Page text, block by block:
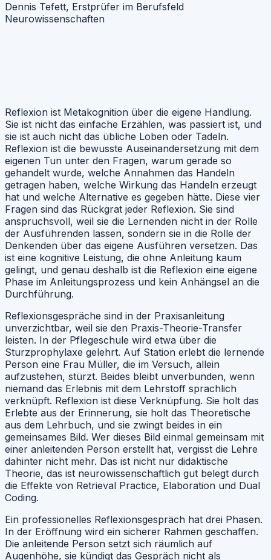
Dennis Tefett, Erstprüfer im Berufsfeld
Neurowissenschaften
Reflexion ist Metakognition über die eigene Handlung.
Sie ist nicht das einfache Erzählen, was passiert ist, und
sie ist auch nicht das übliche Loben oder Tadeln.
Reflexion ist die bewusste Auseinandersetzung mit dem
eigenen Tun unter den Fragen, warum gerade so
gehandelt wurde, welche Annahmen das Handeln
getragen haben, welche Wirkung das Handeln erzeugt
hat und welche Alternative es gegeben hätte. Diese vier
Fragen sind das Rückgrat jeder Reflexion. Sie sind
anspruchsvoll, weil sie die Lernenden nicht in der Rolle
der Ausführenden lassen, sondern sie in die Rolle der
Denkenden über das eigene Ausführen versetzen. Das
ist eine kognitive Leistung, die ohne Anleitung kaum
gelingt, und genau deshalb ist die Reflexion eine eigene
Phase im Anleitungsprozess und kein Anhängsel an die
Durchführung.
Reflexionsgespräche sind in der Praxisanleitung
unverzichtbar, weil sie den Praxis-Theorie-Transfer
leisten. In der Pflegeschule wird etwa über die
Sturzprophylaxe gelehrt. Auf Station erlebt die lernende
Person eine Frau Müller, die im Versuch, allein
aufzustehen, stürzt. Beides bleibt unverbunden, wenn
niemand das Erlebnis mit dem Lehrstoff sprachlich
verknüpft. Reflexion ist diese Verknüpfung. Sie holt das
Erlebte aus der Erinnerung, sie holt das Theoretische
aus dem Lehrbuch, und sie zwingt beides in ein
gemeinsames Bild. Wer dieses Bild einmal gemeinsam mit
einer anleitenden Person erstellt hat, vergisst die Lehre
dahinter nicht mehr. Das ist nicht nur didaktische
Theorie, das ist neurowissenschaftlich gut belegt durch
die Effekte von Retrieval Practice, Elaboration und Dual
Coding.
Ein professionelles Reflexionsgespräch hat drei Phasen.
In der Eröffnung wird ein sicherer Rahmen geschaffen.
Die anleitende Person setzt sich räumlich auf
Augenhöhe, sie kündigt das Gespräch nicht als